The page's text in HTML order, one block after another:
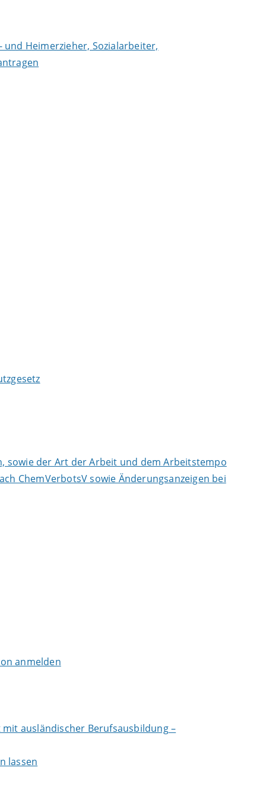
Heimerzieher, Sozialarbeiter,
sowie der Art der Arbeit und dem Arbeitstempo
ChemVerbotsV sowie Änderungsanzeigen bei
anmelden
ausländischer Berufsausbildung –
lassen